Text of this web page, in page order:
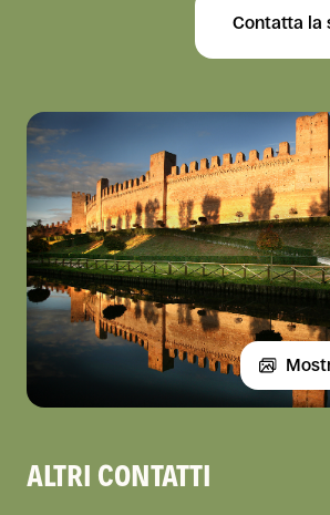
Contatta la
ALTRI CONTATTI